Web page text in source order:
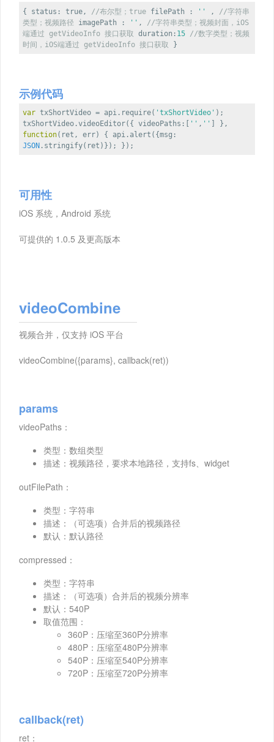
{ status :true , //布尔型；true filePath : '' , //字符串
类型；视频路径
imagePath : '' , //字符串类型；视频封面，iOS
端通过 getVideoInfo 接口获取
duration : 15 //数字类型；视频
时间，iOS端通过 getVideoInfo 接口获取
}
示例代码
var txShortVideo = api.require( 'txShortVideo' );
txShortVideo.videoEditor({videoPaths :[ '' , '' ] },
function( ret, err) { api.alert({msg :
JSON .stringify(ret)}); });
可用性
iOS 系统，Android 系统
可提供的 1.0.5 及更高版本
videoCombine
视频合并，仅支持 iOS 平台
videoCombine({params}, callback(ret))
params
videoPaths：
类型：数组类型
描述：视频路径，要求本地路径，支持fs、widget
outFilePath：
类型：字符串
描述：（可选项）合并后的视频路径
默认：默认路径
compressed：
类型：字符串
描述：（可选项）合并后的视频分辨率
默认：540P
取值范围：
360P：压缩至360P分辨率
480P：压缩至480P分辨率
540P：压缩至540P分辨率
720P：压缩至720P分辨率
callback(ret)
ret：